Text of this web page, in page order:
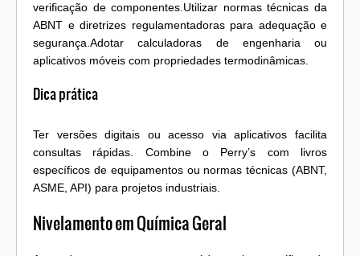
verificação de componentes.Utilizar normas técnicas da
ABNT e diretrizes regulamentadoras para adequação e
segurança.Adotar calculadoras de engenharia ou
aplicativos móveis com propriedades termodinâmicas.
Dica prática
Ter versões digitais ou acesso via aplicativos facilita
consultas rápidas. Combine o Perry’s com livros
específicos de equipamentos ou normas técnicas (ABNT,
ASME, API) para projetos industriais.
Nivelamento em Química Geral